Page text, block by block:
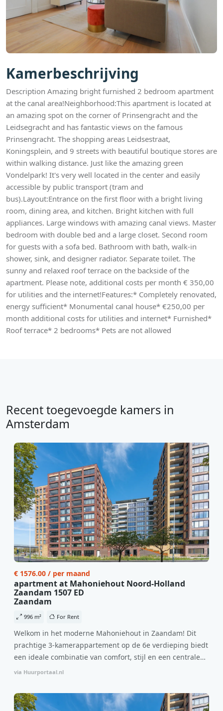
Kamerbeschrijving
Description Amazing bright furnished 2 bedroom apartment
at the canal area!Neighborhood:This apartment is located at
an amazing spot on the corner of Prinsengracht and the
Leidsegracht and has fantastic views on the famous
Prinsengracht. The shopping areas Leidsestraat,
Koningsplein, and 9 streets with beautiful boutique stores are
within walking distance. Just like the amazing green
Vondelpark! It's very well located in the center and easily
accessible by public transport (tram and
bus).Layout:Entrance on the first floor with a bright living
room, dining area, and kitchen. Bright kitchen with full
appliances. Large windows with amazing canal views. Master
bedroom with double bed and a large closet. Second room
for guests with a sofa bed. Bathroom with bath, walk-in
shower, sink, and designer radiator. Separate toilet. The
sunny and relaxed roof terrace on the backside of the
apartment. Please note, additional costs per month € 350,00
for utilities and the internet!Features:* Completely renovated,
energy sufficient* Monumental canal house* €250,00 per
month additional costs for utilities and internet* Furnished*
Roof terrace* 2 bedrooms* Pets are not allowed
Recent toegevoegde kamers in
Amsterdam
€ 1576.00 / per maand
apartment at Mahoniehout Noord-Holland
Zaandam 1507 ED
Zaandam
996 m² For Rent
Welkom in het moderne Mahoniehout in Zaandam! Dit
prachtige 3-kamerappartement op de 6e verdieping biedt
een ideale combinatie van comfort, stijl en een centrale
locatie. Met een huurprijs van €1.576 per maand
per maand is dit een geweldige kans voor professionals
die op zoek zijn naar een woning die direct beschikbaar is
via Huurportaal.nl